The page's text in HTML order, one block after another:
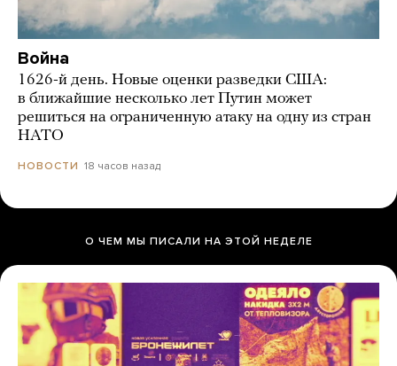
Война
1626-й день. Новые оценки разведки США:
в ближайшие несколько лет Путин может
решиться на ограниченную атаку на одну из стран
НАТО
НОВОСТИ 18 часов назад
О ЧЕМ МЫ ПИСАЛИ НА ЭТОЙ НЕДЕЛЕ